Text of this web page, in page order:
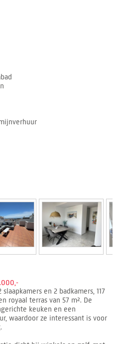
en 2 badkamers, 117
royaal terras van 57 m². De
keuken en een
waardoor ze interessant is voor